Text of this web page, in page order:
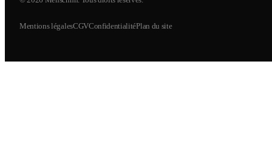
Mentions légalesCGVConfidentialitéPlan du site